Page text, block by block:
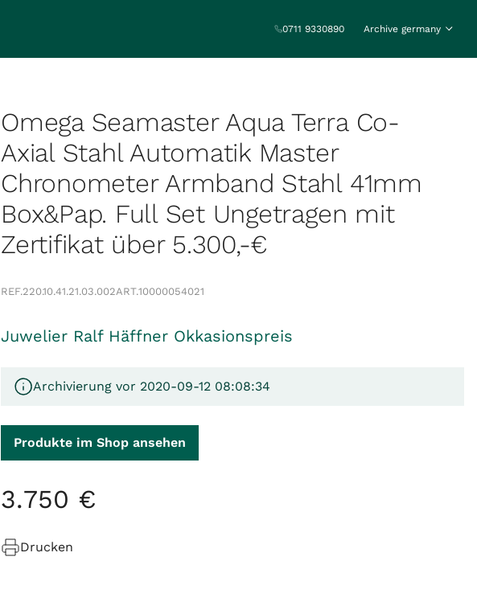
0711 9330890 Archive germany
Omega Seamaster Aqua Terra Co-
Axial Stahl Automatik Master
Chronometer Armband Stahl 41mm
Box&Pap. Full Set Ungetragen mit
Zertifikat über 5.300,-€
REF.220.10.41.21.03.002ART.10000054021
Juwelier Ralf Häffner Okkasionspreis
Archivierung vor 2020-09-12 08:08:34
Produkte im Shop ansehen
3.750 €
Drucken